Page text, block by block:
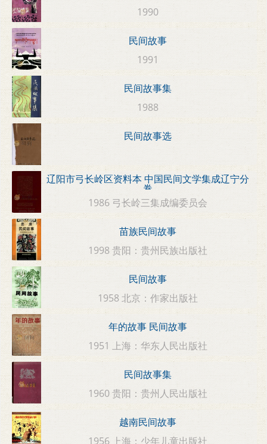
1990
民间故事
1991
民间故事集
1988
民间故事选
辽阳市弓长岭区资料本 中国民间文学集成辽宁分
卷
1986 弓长岭三集成编委员会
苗族民间故事
1998 贵阳：贵州民族出版社
民间故事
1958 北京：作家出版社
年的故事 民间故事
1951 上海：华东人民出版社
民间故事集
1960 贵阳：贵州人民出版社
越南民间故事
1956 上海：少年儿童出版社